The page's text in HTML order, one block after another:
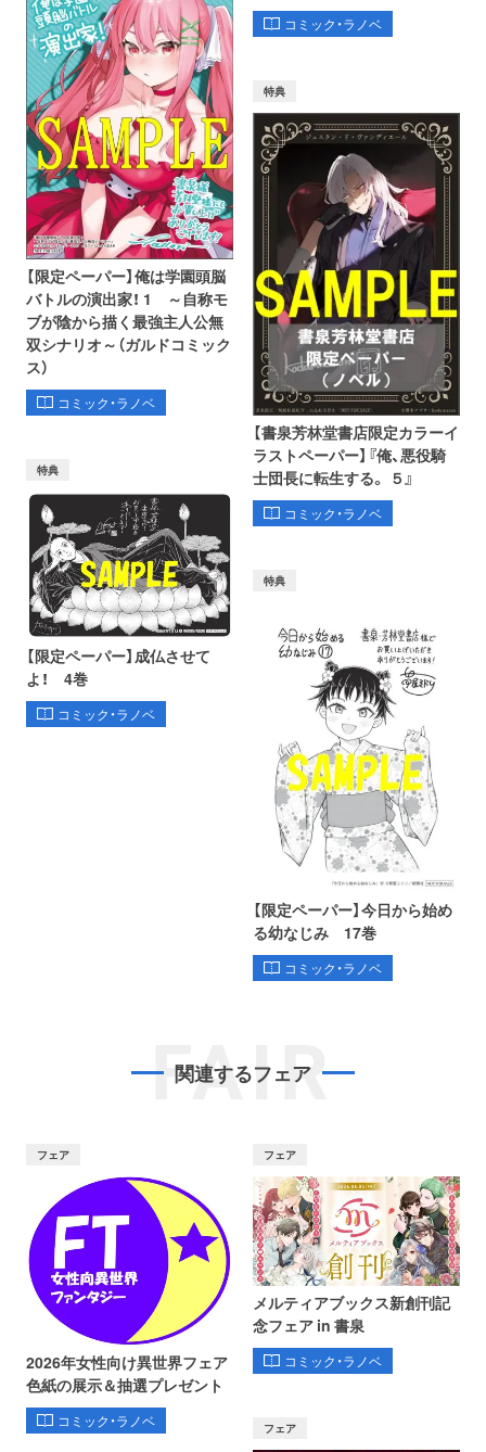
コミック・ラノベ
【限定ペーパー】俺は学園頭脳
バトルの演出家！ 1 ～自称モ
ブが陰から描く最強主人公無
双シナリオ～（ガルドコミック
ス）
コミック・ラノベ
特典
【書泉芳林堂書店限定カラーイ
ラストペーパー】『俺、悪役騎
士団長に転生する。 ５』
コミック・ラノベ
特典
【限定ペーパー】成仏させて
よ！ 4巻
コミック・ラノベ
特典
【限定ペーパー】今日から始め
る幼なじみ 17巻
コミック・ラノベ
FAIR
関連するフェア
フェア
2026年女性向け異世界フェア
色紙の展示＆抽選プレゼント
コミック・ラノベ
フェア
メルティアブックス新創刊記
念フェア in 書泉
コミック・ラノベ
フェア